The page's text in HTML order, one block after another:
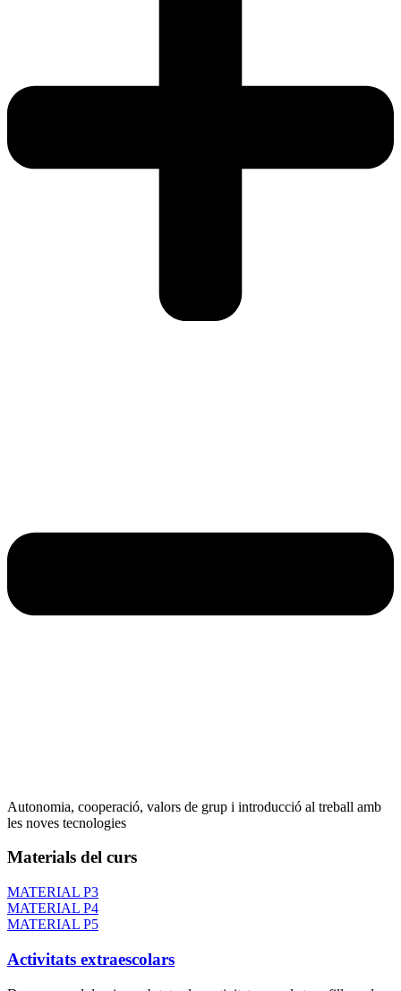
Autonomia, cooperació, valors de grup i introducció al treball amb
les noves tecnologies
Materials del curs
MATERIAL P3
MATERIAL P4
MATERIAL P5
Activitats extraescolars